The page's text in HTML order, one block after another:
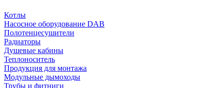
Котлы
Насосное оборудование DAB
Полотенцесушители
Радиаторы
Душевые кабины
Теплоноситель
Продукция для монтажа
Модульные дымоходы
Трубы и фитниги